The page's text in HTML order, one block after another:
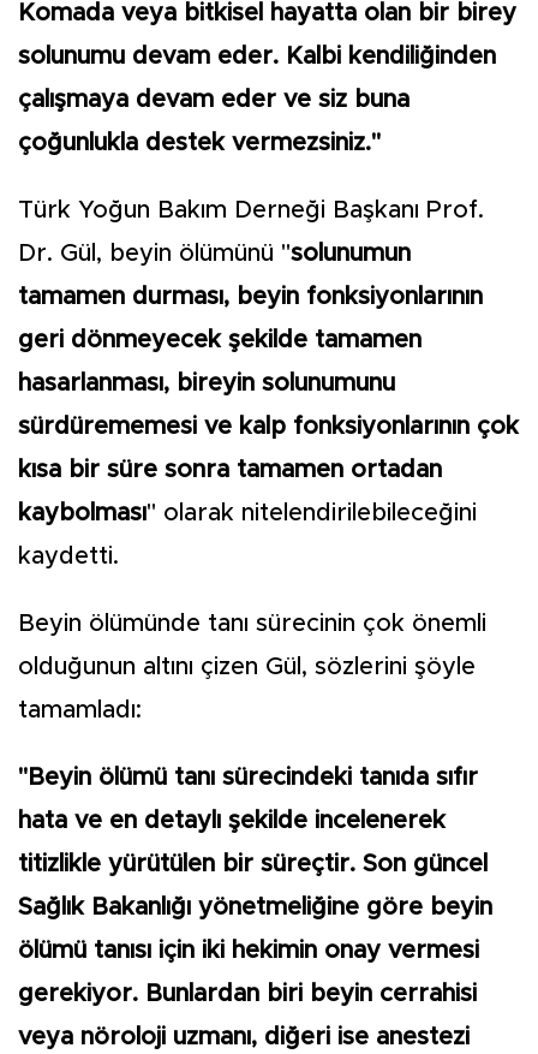
Komada veya bitkisel hayatta olan bir birey
solunumu devam eder. Kalbi kendiliğinden
çalışmaya devam eder ve siz buna
çoğunlukla destek vermezsiniz."
Türk Yoğun Bakım Derneği Başkanı Prof.
Dr. Gül, beyin ölümünü "solunumun
tamamen durması, beyin fonksiyonlarının
geri dönmeyecek şekilde tamamen
hasarlanması, bireyin solunumunu
sürdürememesi ve kalp fonksiyonlarının çok
kısa bir süre sonra tamamen ortadan
kaybolması" olarak nitelendirilebileceğini
kaydetti.
Beyin ölümünde tanı sürecinin çok önemli
olduğunun altını çizen Gül, sözlerini şöyle
tamamladı:
"Beyin ölümü tanı sürecindeki tanıda sıfır
hata ve en detaylı şekilde incelenerek
titizlikle yürütülen bir süreçtir. Son güncel
Sağlık Bakanlığı yönetmeliğine göre beyin
ölümü tanısı için iki hekimin onay vermesi
gerekiyor. Bunlardan biri beyin cerrahisi
veya nöroloji uzmanı, diğeri ise anestezi